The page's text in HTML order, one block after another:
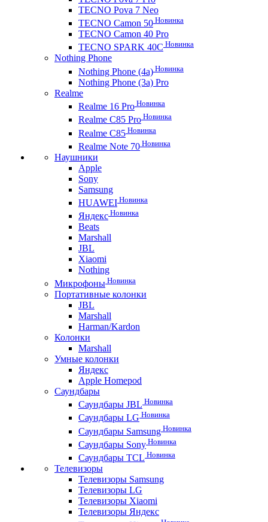
TECNO Pova 7 Neo
TECNO Camon 50 Новинка
TECNO Camon 40 Pro
TECNO SPARK 40C Новинка
Nothing Phone
Nothing Phone (4a) Новинка
Nothing Phone (3a) Pro
Realme
Realme 16 Pro Новинка
Realme C85 Pro Новинка
Realme C85 Новинка
Realme Note 70 Новинка
Наушники
Apple
Sony
Samsung
HUAWEI Новинка
Яндекс Новинка
Beats
Marshall
JBL
Xiaomi
Nothing
Микрофоны Новинка
Портативные колонки
JBL
Marshall
Harman/Kardon
Колонки
Marshall
Умные колонки
Яндекс
Apple Homepod
Саундбары
Саундбары JBL Новинка
Саундбары LG Новинка
Саундбары Samsung Новинка
Саундбары Sony Новинка
Саундбары TCL Новинка
Телевизоры
Телевизоры Samsung
Телевизоры LG
Телевизоры Xiaomi
Телевизоры Яндекс